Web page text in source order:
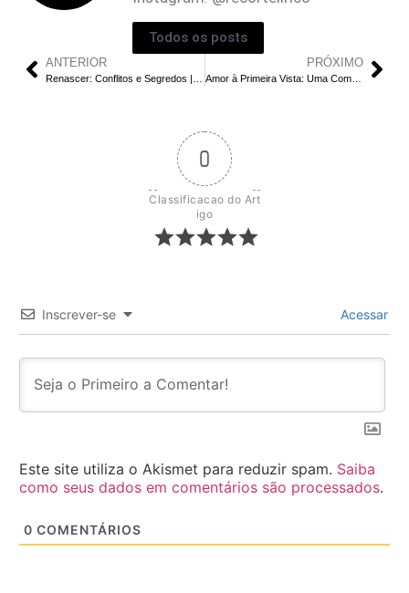
Todos os posts
ANTERIOR PRÓXIMO
Amor à Primeira Vista: Uma Comédia Romântica Agradável na Netflix
0
Classificacao do Art
igo
Inscrever-se Acessar
Este site utiliza o Akismet para reduzir spam. Saiba
como seus dados em comentários são processados.
0 COMENTÁRIOS